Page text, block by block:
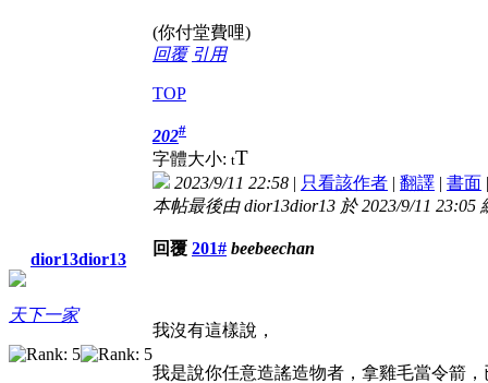
(你付堂費哩)
回覆 引用
TOP
dior13dior13
天下一家
202#
字體大小: tT
2023/9/11 22:58 | 只看該作者 | 翻譯 | 書面
本帖最後由 dior13dior13 於 2023/9/11 23:05
回覆 201# beebeechan
我沒有這樣說，
我是說你任意造謠造物者，拿雞毛當令箭